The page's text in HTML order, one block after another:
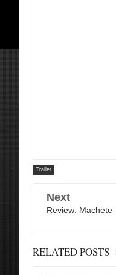
Trailer
Next
Review: Machete
RELATED POSTS